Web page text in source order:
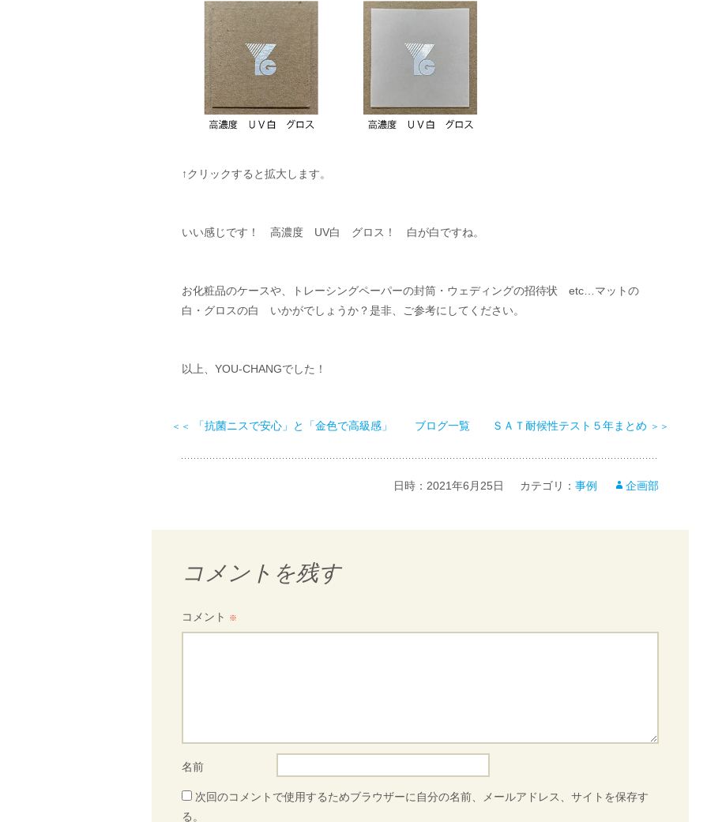
↑クリックすると拡大します。
いい感じです！　高濃度　UV白　グロス！　白が白ですね。
お化粧品のケースや、トレーシングペーパーの封筒・ウェディングの招待状　etc…マットの
白・グロスの白　いかがでしょうか？是非、ご参考にしてください。
以上、YOU-CHANGでした！
＜＜ 「抗菌ニスで安心」と「金色で高級感」 ブログ一覧 ＳＡＴ耐候性テスト５年まとめ ＞＞
日時： 2021年6月25日 カテゴリ： 事例 企画部
コメントを残す
コメント ※
名前
次回のコメントで使用するためブラウザーに自分の名前、メールアドレス、サイトを保存す
る。